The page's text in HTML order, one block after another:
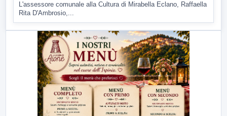
L'assessore comunale alla Cultura di Mirabella Eclano, Raffaella
Rita D'Ambrosio,...